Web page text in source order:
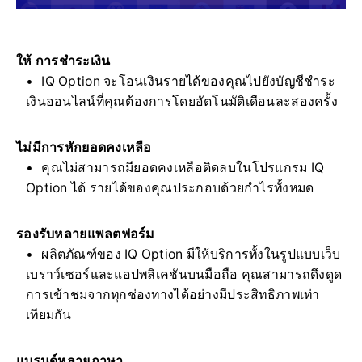
ให้ การชำระเงิน
IQ Option จะโอนเงินรายได้ของคุณไปยังบัญชีชำระ
เงินออนไลน์ที่คุณต้องการโดยอัตโนมัติเดือนละสองครั้ง
ไม่มีการหักยอดคงเหลือ
คุณไม่สามารถมียอดคงเหลือติดลบในโปรแกรม IQ
Option ได้ รายได้ของคุณประกอบด้วยกำไรทั้งหมด
รองรับหลายแพลตฟอร์ม
ผลิตภัณฑ์ของ IQ Option มีให้บริการทั้งในรูปแบบเว็บ
เบราว์เซอร์และแอปพลิเคชันบนมือถือ คุณสามารถดึงดูด
การเข้าชมจากทุกช่องทางได้อย่างมีประสิทธิภาพเท่า
เทียมกัน